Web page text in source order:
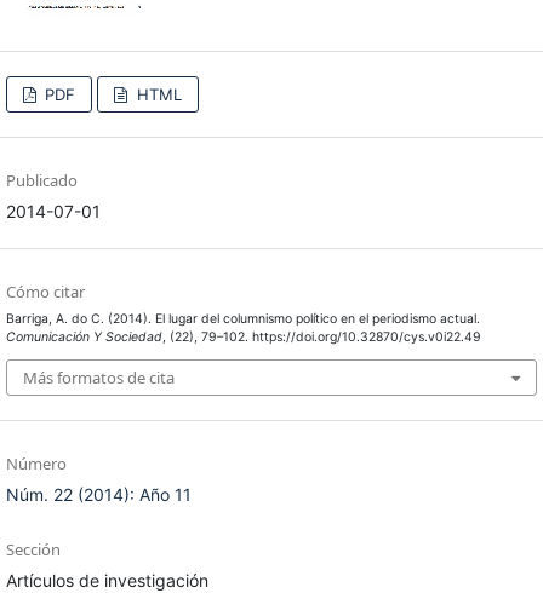
PDF HTML
Publicado
2014-07-01
Cómo citar
Barriga, A. do C. (2014). El lugar del columnismo político en el periodismo actual.
Comunicación Y Sociedad, (22), 79–102. https://doi.org/10.32870/cys.v0i22.49
Más formatos de cita
Número
Núm. 22 (2014): Año 11
Sección
Artículos de investigación